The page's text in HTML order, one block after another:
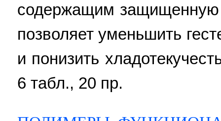
содержащим защищенную
позволяет уменьшить
и понизить
6 табл., 20 пр.